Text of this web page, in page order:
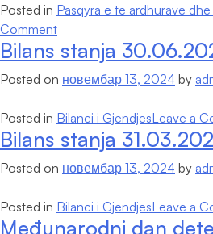
30.06.2024.
Posted in Pasqyra e te ardhurave
Commenton
Bilans
prihoda
i
31.03.2024.
Bilans stanja
Posted on новембар 13, 2024 by
Posted in Bilanci i GjendjesLeave a
Bilans stanja
Posted on новембар 13, 2024 by
Posted in Bilanci i GjendjesLeave a
Međunarodni dan